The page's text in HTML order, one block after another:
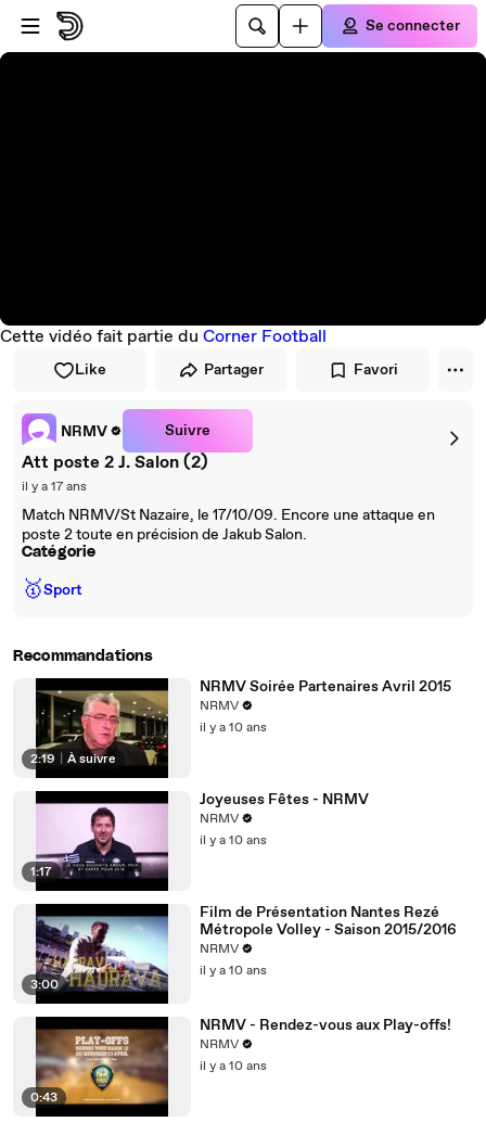
Passer au player
Passer au contenu principal
Se connecter
Cette vidéo fait partie du Corner Football
Like Partager Favori
NRMV Suivre
Att poste 2 J. Salon (2)
il y a 17 ans
Match NRMV/St Nazaire, le 17/10/09. Encore une attaque en
poste 2 toute en précision de Jakub Salon.
Catégorie
🥇Sport
Recommandations
2:19 À suivre
NRMV Soirée Partenaires Avril 2015
NRMV
il y a 10 ans
1:17
Joyeuses Fêtes - NRMV
NRMV
il y a 10 ans
3:00
Film de Présentation Nantes Rezé
Métropole Volley - Saison 2015/2016
NRMV
il y a 10 ans
0:43
NRMV - Rendez-vous aux Play-offs!
NRMV
il y a 10 ans